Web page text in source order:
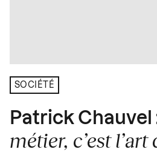
SOCIÉTÉ
Patrick Chauvel
métier, c’est l’art